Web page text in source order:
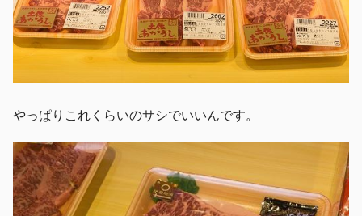
やっぱりこれくらいのサシでいいんです。